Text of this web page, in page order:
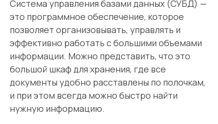
Система управления базами данных (СУБД) —
это программное обеспечение, которое
позволяет организовывать, управлять и
эффективно работать с большими объемами
информации. Можно представить, что это
большой шкаф для хранения, где все
документы удобно расставлены по полочкам,
и при этом всегда можно быстро найти
нужную информацию.